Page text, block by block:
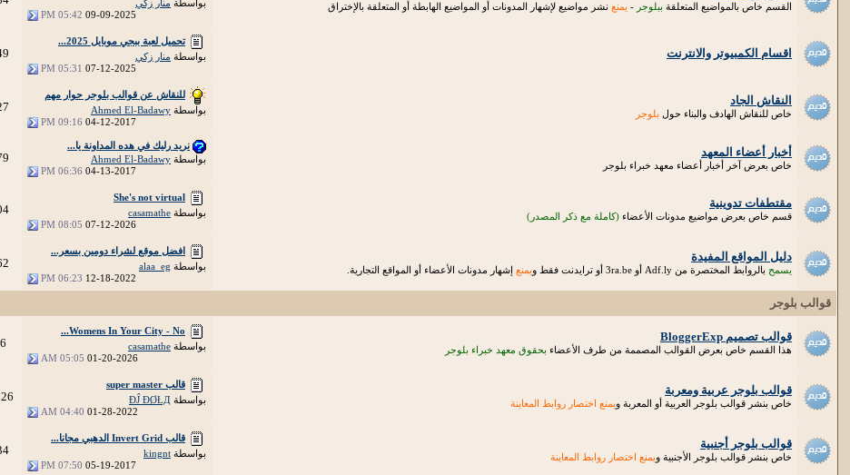
القسم خاص بالمواضيع المتعلقة ببلوجر - يمنع نشر مواضيع لإشهار المدونات أو المواضيع الهابطة أو المتعلقة بالإختراق
بواسطة منار زكي
09-09-2025
05:42 PM
اقسام الكمبيوتر والانترنت
تحميل لعبة ببجي موبايل 2025...
بواسطة منار زكي
07-12-2025
05:31 PM
النقاش الجاد
خاص للنقاش الهادف والبناء حول بلوجر
للنقاش عن قوالب بلوجر حوار مهم
بواسطة Ahmed El-Badawy
04-12-2017
09:16 PM
أخبار أعضاء المعهد
خاص بعرض آخر أخبار أعضاء معهد خبراء بلوجر
نريد رليك في هده المداونة يا...
بواسطة Ahmed El-Badawy
04-13-2017
06:36 PM
مقتطفات تدوينية
قسم خاص بعرض مواضيع مدونات الأعضاء (كاملة مع ذكر المصدر)
She's not virtual
بواسطة casamathe
07-12-2026
08:05 PM
دليل المواقع المفيدة
يسمح بالروابط المختصرة من Adf.ly أو 3ra.be أو ترايدنت فقط و يمنع إشهار مدونات الأعضاء أو المواقع التجارية.
افضل موقع لشراء دومين بسعر...
بواسطة alaa_eg
12-18-2022
06:23 PM
قوالب بلوجر
قوالب تصميم BloggerExp
هذا القسم خاص بعرض القوالب المصممة من طرف الأعضاء بحقوق معهد خبراء بلوجر
Womens In Your City - No...
بواسطة casamathe
01-20-2026
05:05 AM
قوالب بلوجر عربية ومعربة
خاص بنشر قوالب بلوجر العربية أو المعربة ويمنع اختصار روابط المعاينة
قالب super master
بواسطة ÐĴ ÐØŁД
01-28-2022
04:40 AM
قوالب بلوجر أجنبية
خاص بنشر قوالب بلوجر الأجنبية ويمنع اختصار روابط المعاينة
قالب Invert Grid الدهبي مجانا...
بواسطة kingnt
05-19-2017
07:50 PM